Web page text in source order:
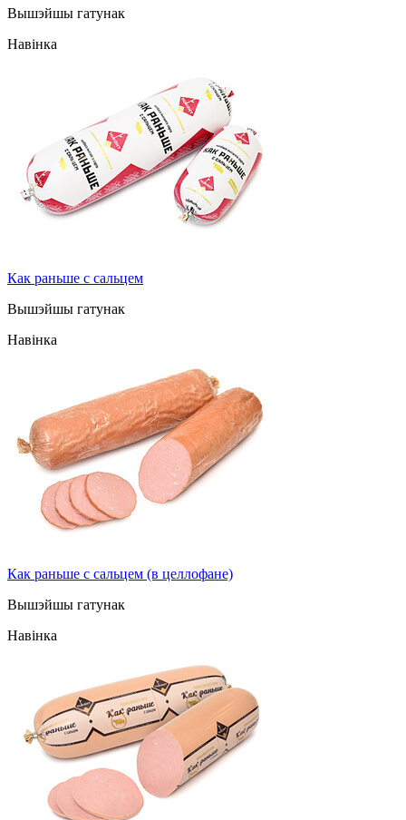
Вышэйшы гатунак
Навінка
Как раньше с сальцем
Вышэйшы гатунак
Навінка
Как раньше с сальцем (в целлофане)
Вышэйшы гатунак
Навінка